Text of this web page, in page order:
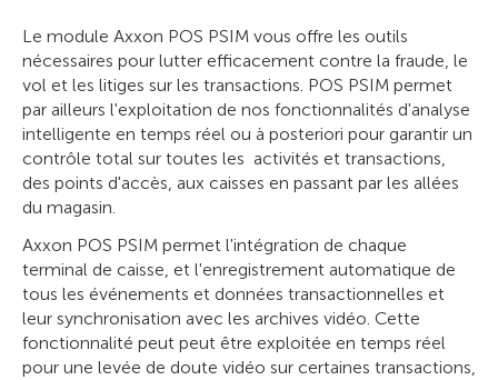
Le module Axxon POS PSIM vous offre les outils
nécessaires pour lutter efficacement contre la fraude, le
vol et les litiges sur les transactions. POS PSIM permet
par ailleurs l'exploitation de nos fonctionnalités d'analyse
intelligente en temps réel ou à posteriori pour garantir un
contrôle total sur toutes les activités et transactions,
des points d'accès, aux caisses en passant par les allées
du magasin.
Axxon POS PSIM permet l'intégration de chaque
terminal de caisse, et l'enregistrement automatique de
tous les événements et données transactionnelles et
leur synchronisation avec les archives vidéo. Cette
fonctionnalité peut peut être exploitée en temps réel
pour une levée de doute vidéo sur certaines transactions,